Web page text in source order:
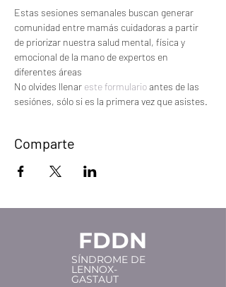
Estas sesiones semanales buscan generar
comunidad entre mamás cuidadoras a partir
de priorizar nuestra salud mental, física y
emocional de la mano de expertos en
diferentes áreas
No olvides llenar este formulario antes de las
sesiónes, sólo si es la primera vez que asistes.
Comparte
FDDN
SÍNDROME DE
LENNOX-
GASTAUT